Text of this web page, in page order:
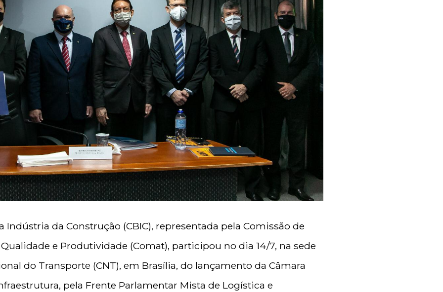
Indústria da Construção (CBIC), representada pela Comissão de
e Produtividade (Comat), participou no dia 14/7, na sede
do Transporte (CNT), em Brasília, do lançamento da Câmara
pela Frente Parlamentar Mista de Logística e